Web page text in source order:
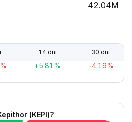
42.04M
14 dni 30 dni
+5.81% -4.19%
(KEPI)?